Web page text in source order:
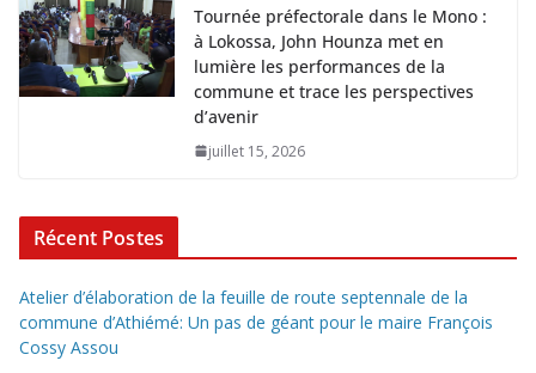
Tournée préfectorale dans le Mono :
à Lokossa, John Hounza met en
lumière les performances de la
commune et trace les perspectives
d’avenir
juillet 15, 2026
Récent Postes
Atelier d’élaboration de la feuille de route septennale de la
commune d’Athiémé: Un pas de géant pour le maire François
Cossy Assou